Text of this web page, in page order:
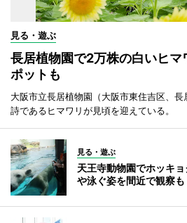
見る・遊ぶ
長居植物園で2万株の白いヒ
ポットも
大阪市立長居植物園（大阪市東住吉区、
詩であるヒマワリが見頃を迎えている。
見る・遊ぶ
天王寺動物園でホッキ
や泳ぐ姿を間近で観察も